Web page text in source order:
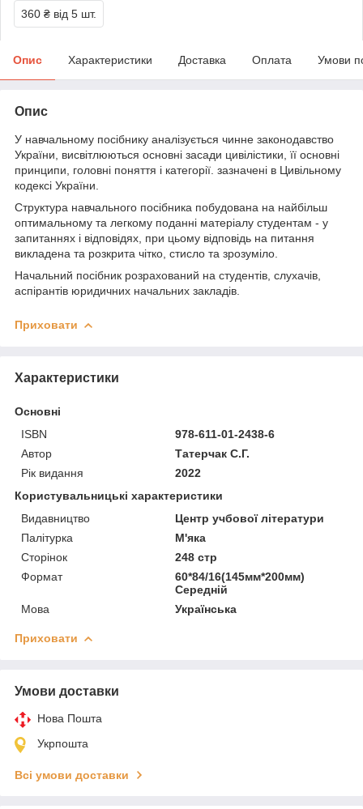
360 ₴ від 5 шт.
Опис Характеристики Доставка Оплата Умови
Опис
У навчальному посібнику аналізується чинне законодавство
України, висвітлюються основні засади цивілістики, її основні
принципи, головні поняття і категорії. зазначені в Цивільному
кодексі України.
Структура навчального посібника побудована на найбільш
оптимальному та легкому поданні матеріалу студентам - у
запитаннях і відповідях, при цьому відповідь на питання
викладена та розкрита чітко, стисло та зрозуміло.
Начальний посібник розрахований на студентів, слухачів,
аспірантів юридичних начальних закладів.
Приховати
Характеристики
Основні
ISBN
978-611-01-2438-6
Автор
Татерчак С.Г.
Рік видання
2022
Користувальницькі характеристики
Видавництво
Центр учбової літератури
Палітурка
М'яка
Сторінок
248 стр
Формат
60*84/16(145мм*200мм)
Середній
Мова
Українська
Приховати
Умови доставки
Нова Пошта
Укрпошта
Всі умови доставки